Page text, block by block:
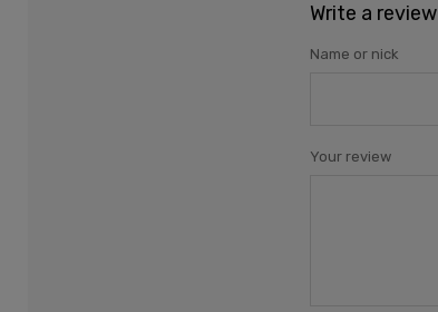
Write a review
Name or nick
Your review